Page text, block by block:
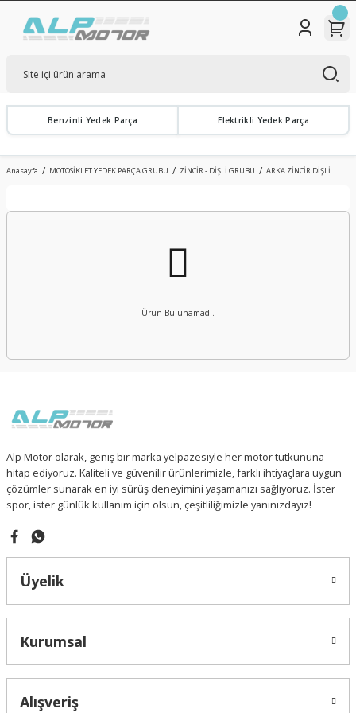
Benzinli Yedek Parça Elektrikli Yedek Parça
Anasayfa MOTOSİKLET YEDEK PARÇA GRUBU ZİNCİR - DİŞLİ GRUBU ARKA ZİNCİR DİŞLİ
Ürün Bulunamadı.
Alp Motor olarak, geniş bir marka yelpazesiyle her motor tutkununa
hitap ediyoruz. Kaliteli ve güvenilir ürünlerimizle, farklı ihtiyaçlara uygun
çözümler sunarak en iyi sürüş deneyimini yaşamanızı sağlıyoruz. İster
spor, ister günlük kullanım için olsun, çeşitliliğimizle yanınızdayız!
Üyelik
Kurumsal
Alışveriş